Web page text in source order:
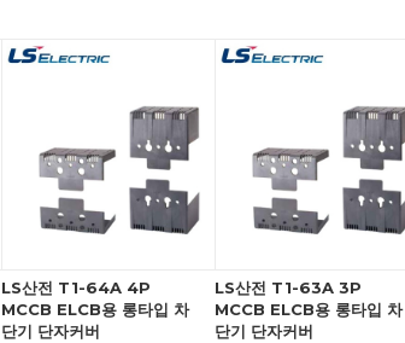
LS산전 T1-64A 4P
MCCB ELCB용 롱타입 차
단기 단자커버
LS산전 T1-63A 3P
MCCB ELCB용 롱타입 차
단기 단자커버